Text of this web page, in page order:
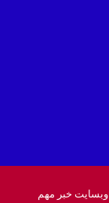
وبسایت خبر مهم